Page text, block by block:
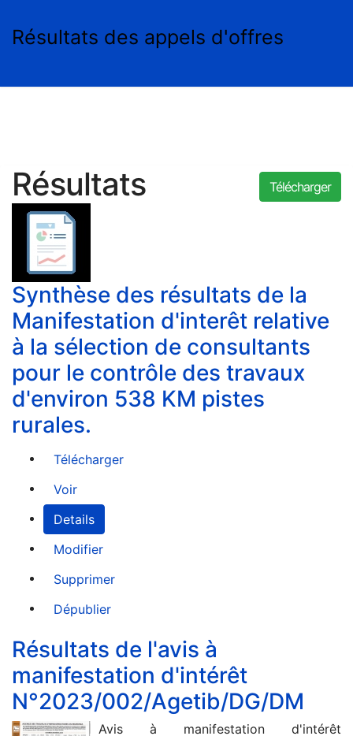
Résultats des appels d'offres
Résultats Télécharger
Synthèse des résultats de la
Manifestation d'interêt relative
à la sélection de consultants
pour le contrôle des travaux
d'environ 538 KM pistes
rurales.
Télécharger
Voir
Details
Modifier
Supprimer
Dépublier
Résultats de l'avis à
manifestation d'intérêt
N°2023/002/Agetib/DG/DM
Avis à manifestation d'intérêt